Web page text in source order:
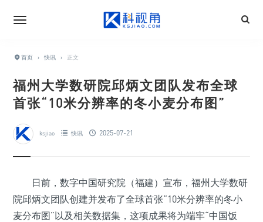
首页 › 快讯 › 正文
福州大学数研院邱炳文团队发布全球
首张“10米分辨率的冬小麦分布图”
ksjiao 快讯 2025-07-21
日前，数字中国研究院（福建）宣布，福州大学数研
院邱炳文团队创建并发布了全球首张“10米分辨率的冬小
麦分布图”以及相关数据集，这项成果将为端牢“中国饭